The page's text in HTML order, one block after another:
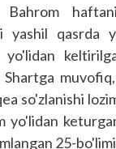
Bahrom
yashil qasrda
yo'lidan
so'zlanishi
yo'lidan
25-